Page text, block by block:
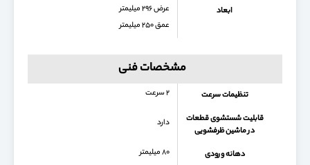
ابعاد
عرض ۲۹۶ میلیمتر
عمق ۲۵۰ میلیمتر
مشخصات فنی
تنظیمات سرعت ۲ سرعت
قابلیت شستشوی قطعات
در ماشین ظرفشویی
دارد
دهانه ورودی ۸۰ میلیمتر